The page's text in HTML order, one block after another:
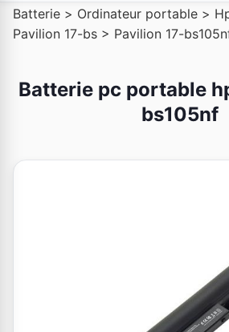
Batterie > Ordinateur portable >
Pavilion 17-bs > Pavilion 17-
Batterie pc portable
bs105nf